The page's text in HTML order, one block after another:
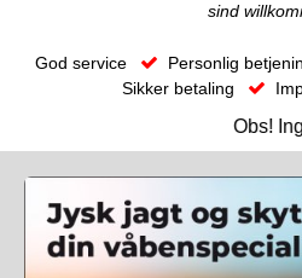
sind
God service Personlig
Sikker betaling
Obs!